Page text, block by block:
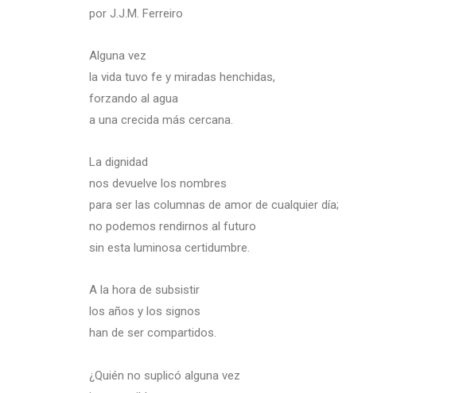
por J.J.M. Ferreiro
Alguna vez
la vida tuvo fe y miradas henchidas,
forzando al agua
a una crecida más cercana.
La dignidad
nos devuelve los nombres
para ser las columnas de amor de cualquier día;
no podemos rendirnos al futuro
sin esta luminosa certidumbre.
A la hora de subsistir
los años y los signos
han de ser compartidos.
¿Quién no suplicó alguna vez